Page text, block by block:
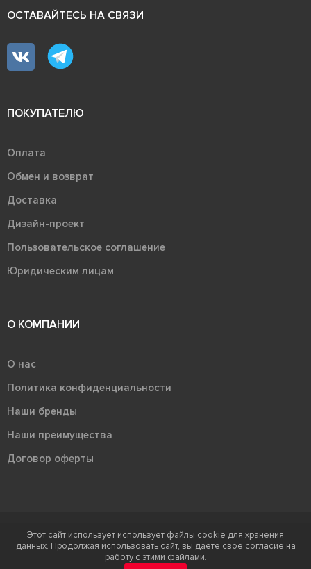
ОСТАВАЙТЕСЬ НА СВЯЗИ
ПОКУПАТЕЛЮ
Оплата
Обмен и возврат
Доставка
Дизайн-проект
Пользовательское соглашение
Юридическим лицам
О КОМПАНИИ
О нас
Политика конфиденциальности
Наши бренды
Наши преимущества
Договор оферты
Терра - территория керамики 2026
Ⓒ Правообладателем товарного знака "Терра" является ООО "Атлас-
Этот сайт использует использует файлы cookie для хранения
данных. Продолжая использовать сайт, вы даете свое согласие на
работу с этими файлами.